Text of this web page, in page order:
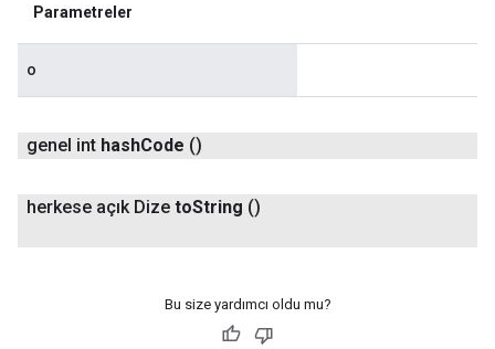
Parametreler
o
genel int hashCode ()
herkese açık Dize toString ()
Bu size yardımcı oldu mu?